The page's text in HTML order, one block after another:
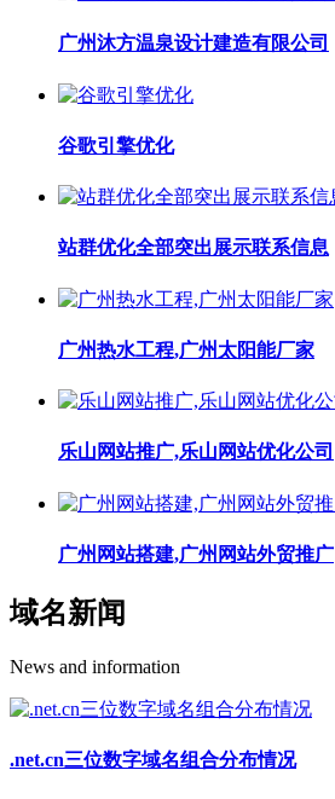
广州沐方温泉设计建造有限公司
谷歌引擎优化
站群优化全部突出展示联系信息
广州热水工程,广州太阳能厂家
乐山网站推广,乐山网站优化公司
广州网站搭建,广州网站外贸推广
域名新闻
News and information
.net.cn三位数字域名组合分布情况